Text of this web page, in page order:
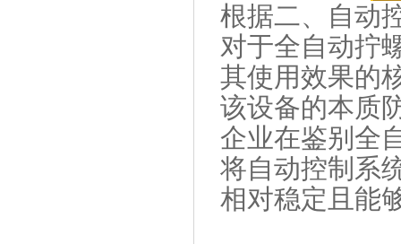
根据二、自动
对于全自动拧
其使用效果的
该设备的本质
企业在鉴别全
将自动控制系
相对稳定且能